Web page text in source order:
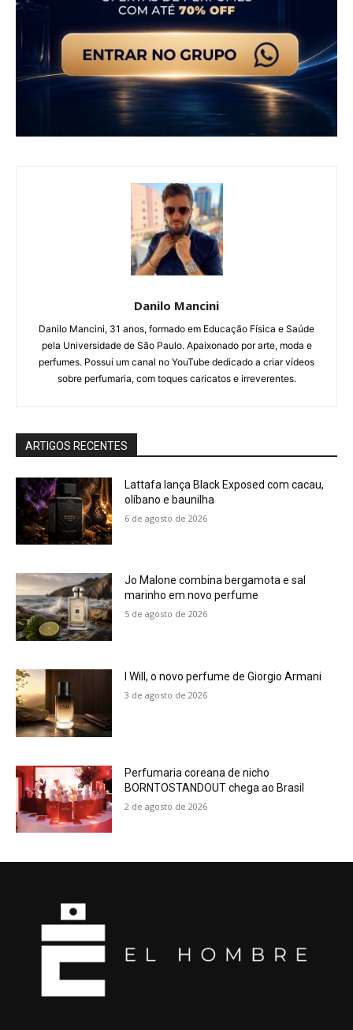
Danilo Mancini
Danilo Mancini, 31 anos, formado em Educação Física e Saúde
pela Universidade de São Paulo. Apaixonado por arte, moda e
perfumes. Possui um canal no YouTube dedicado a criar vídeos
sobre perfumaria, com toques caricatos e irreverentes.
ARTIGOS RECENTES
Lattafa lança Black Exposed com cacau,
olíbano e baunilha
6 de agosto de 2026
Jo Malone combina bergamota e sal
marinho em novo perfume
5 de agosto de 2026
I Will, o novo perfume de Giorgio Armani
3 de agosto de 2026
Perfumaria coreana de nicho
BORNTOSTANDOUT chega ao Brasil
2 de agosto de 2026